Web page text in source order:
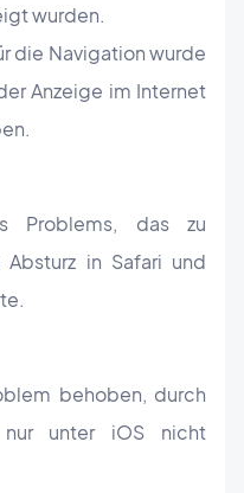
wurden.
die Navigation wurde
Anzeige im Internet
Problems, das zu
in Safari und
behoben, durch
unter iOS nicht